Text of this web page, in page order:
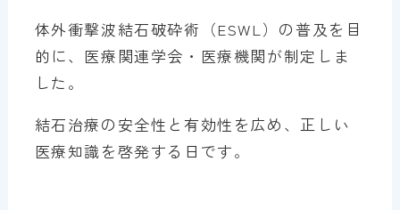
体外衝撃波結石破砕術（ESWL）の普及を目
的に、医療関連学会・医療機関が制定しま
した。
結石治療の安全性と有効性を広め、正しい
医療知識を啓発する日です。